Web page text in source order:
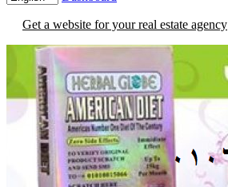
Get a website for your real estate agency